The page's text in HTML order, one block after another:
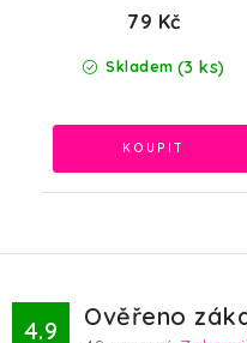
Skladem (3 ks)
79 Kč
4.9 Ověřeno